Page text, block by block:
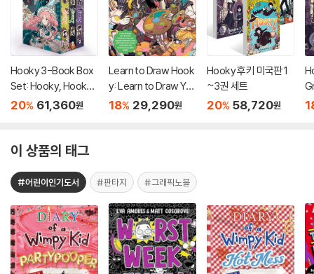
Hooky 3-Book Box
Set: Hooky, Hooky
Volume 2, Hooky Vo
20% 61,360원
Learn to Draw Hook
y: Learn to Draw You
r Favorite Character
Exclusively Revea
18% 29,290원
Hooky 후키 미국판 1
~3권 세트
20% 58,720원
이 상품의 태그
#어린이인기도서 #판타지 #그래픽노블